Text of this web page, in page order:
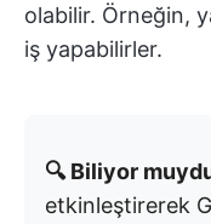
olabilir. Örneğin,
iş yapabilirler.
🔍 Biliyor
etkinleştirerek